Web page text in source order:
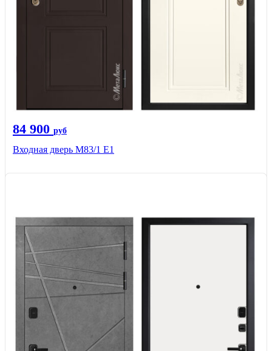
84 900 руб
Входная дверь M83/1 Е1